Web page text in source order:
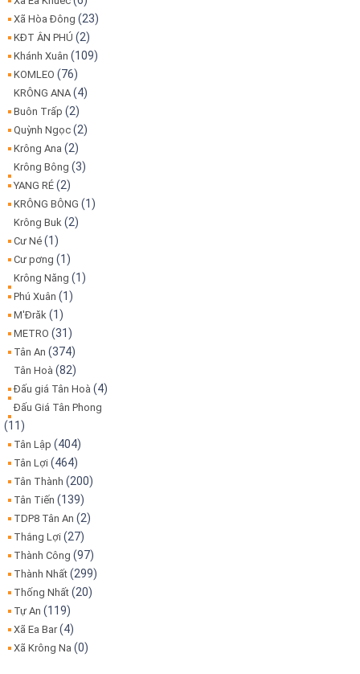
Xã Hòa Đông (23)
KĐT ÂN PHÚ (2)
Khánh Xuân (109)
KOMLEO (76)
KRÔNG ANA (4)
Buôn Trấp (2)
Quỳnh Ngọc (2)
Krông Ana (2)
Krông Bông (3)
YANG RÉ (2)
KRÔNG BÔNG (1)
Krông Buk (2)
Cư Né (1)
Cư pơng (1)
Krông Năng (1)
Phú Xuân (1)
M'Đrăk (1)
METRO (31)
Tân An (374)
Tân Hoà (82)
Đấu giá Tân Hoà (4)
Đấu Giá Tân Phong
(11)
Tân Lập (404)
Tân Lợi (464)
Tân Thành (200)
Tân Tiến (139)
TDP8 Tân An (2)
Thắng Lợi (27)
Thành Công (97)
Thành Nhất (299)
Thống Nhất (20)
Tự An (119)
Xã Ea Bar(4)
Xã Krông Na (0)